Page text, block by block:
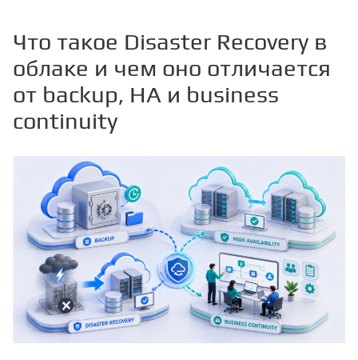
Что такое Disaster Recovery в
облаке и чем оно отличается
от backup, HA и business
continuity
Порядок восстановления по
Как тестировать DR-план, чтобы
Настольная проверка сценария
Техническое восстановление в
Чем Disaster Recovery
Можно ли задать один RTO и RPO
Когда SMB достаточно backup-
В чём разница между pilot light и
Как понять, что DR-план
Список источников